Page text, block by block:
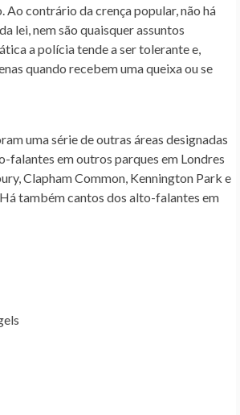
Ao contrário da crença popular, não há
lei, nem são quaisquer assuntos
a polícia tende a ser tolerante e,
quando recebem uma queixa ou se
uma série de outras áreas designadas
falantes em outros parques em Londres
Clapham Common, Kennington Park e
também cantos dos alto-falantes em